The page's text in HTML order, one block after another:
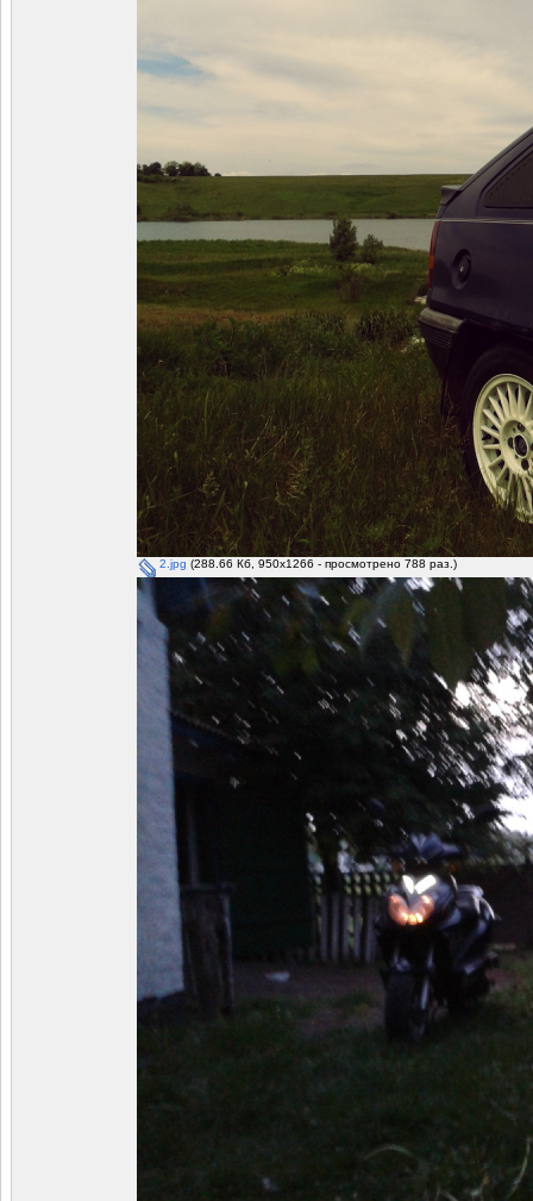
2.jpg (288.66 Кб, 950x1266 - просмотрено 788 раз.)